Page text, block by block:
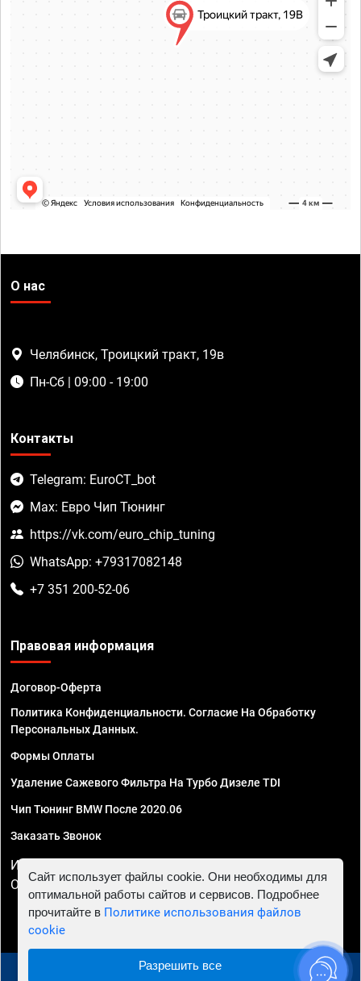
О нас
Челябинск, Троицкий тракт, 19в
Пн-Сб | 09:00 - 19:00
Контакты
Telegram: EuroCT_bot
Max: Евро Чип Тюнинг
https://vk.com/euro_chip_tuning
WhatsApp: +79317082148
+7 351 200-52-06
Правовая информация
Договор-Оферта
Политика Конфиденциальности. Согласие На Обработку
Персональных Данных.
Формы Оплаты
Удаление Сажевого Фильтра На Турбо Дизеле TDI
Чип Тюнинг BMW После 2020.06
Заказать Звонок
ИП Смирнов Георгий Павлович. ИНН 781302555843,
ОГРНИП 324470400032610
© 2010 - 2026 Чип тюнинг в Челябинске - Автосервис
Сайт использует файлы cookie. Они необходимы для
оптимальной работы сайтов и сервисов. Подробнее
прочитайте в Политике использования файлов
cookie
Разрешить все